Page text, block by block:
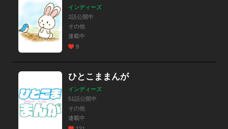
インディーズ
2話公開中
その他
連載中
9
ひとこままんが
インディーズ
51話公開中
その他
連載中